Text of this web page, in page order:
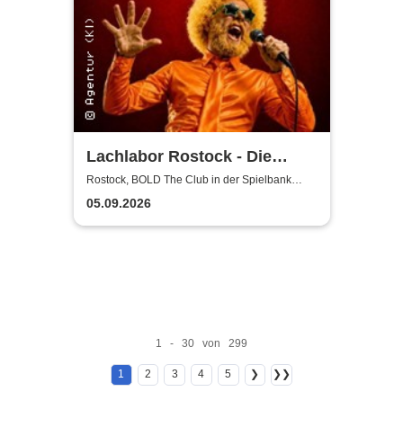
Lachlabor Rostock - Die
Comedy-Testbühne im BOLD
The Club
Rostock, BOLD The Club in der Spielbank
Rostock
05.09.2026
1 - 30 von 299
1 2 3 4 5 ❯ ❯❯